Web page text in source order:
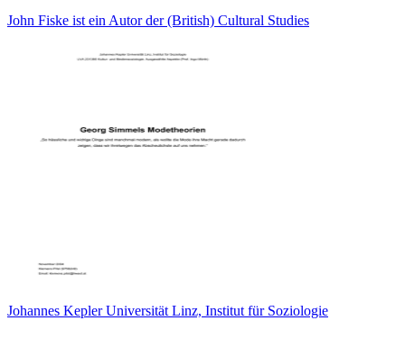
John Fiske ist ein Autor der (British) Cultural Studies
Johannes Kepler Universität Linz, Institut für Soziologie